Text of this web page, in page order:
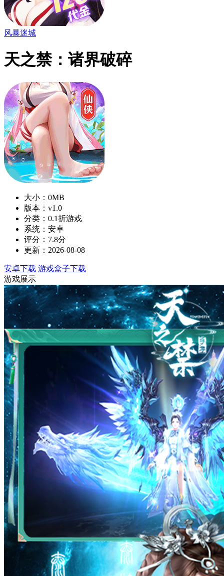
风暴迷城
天之禁：诸界破碎
大小：0MB
版本：v1.0
分类：0.1折游戏
系统：安卓
评分：7.8分
更新：2026-08-08
安卓下载 游戏盒子下载
游戏展示